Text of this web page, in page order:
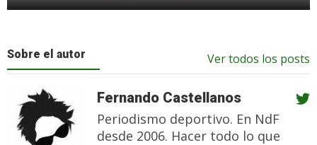
Sobre el autor Ver todos los posts
Fernando Castellanos
Periodismo deportivo. En NdF
desde 2006. Hacer todo lo que